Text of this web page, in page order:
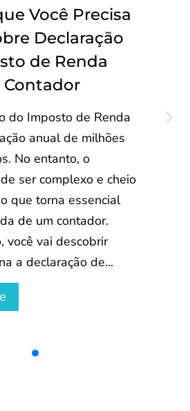
Você Precisa
Declaração
de Renda
do Imposto de Renda
anual de milhões
No entanto, o
ser complexo e cheio
que torna essencial
de um contador.
você vai descobrir
a declaração de...